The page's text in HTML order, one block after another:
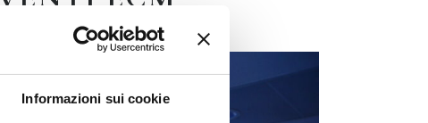
Informazioni sui cookie